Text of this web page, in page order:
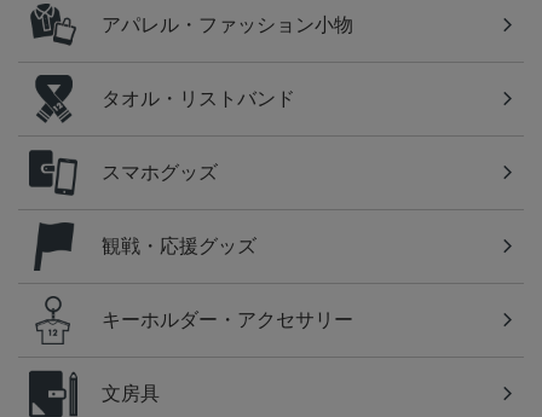
アパレル・ファッション小物
タオル・リストバンド
スマホグッズ
観戦・応援グッズ
キーホルダー・アクセサリー
文房具